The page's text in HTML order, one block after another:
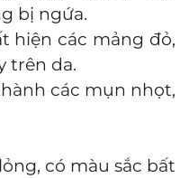
bị ngứa.
hiện các mảng đỏ,
trên da.
các mụn nhọt,
có màu sắc bất